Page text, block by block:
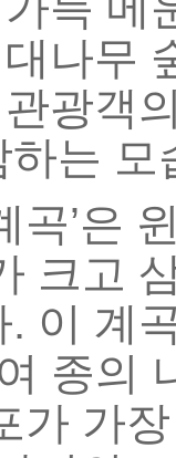
나무
광객
하는
곡’은
크고
이 계
종의
가 가